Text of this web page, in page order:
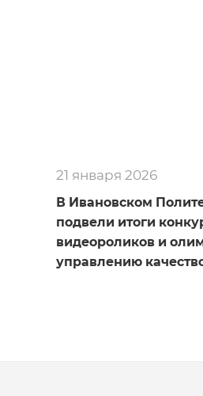
21 января 2026
В Ивановском
подвели итоги
видеороликов и
управлению